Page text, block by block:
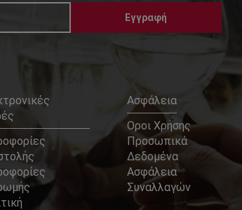
Εγγραφή
Ασφάλεια
Οροι Χρήσης
Προσωπικά
Δεδομένα
Ασφάλεια
Συναλλαγών